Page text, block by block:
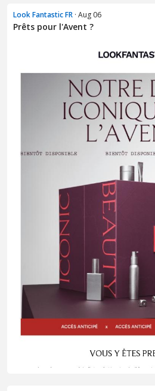
Look Fantastic FR · Aug 06
Prêts pour l'Avent ?